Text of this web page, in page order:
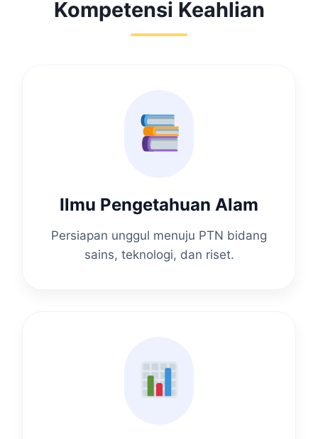
Kompetensi Keahlian
Ilmu Pengetahuan Alam
Persiapan unggul menuju PTN bidang
sains, teknologi, dan riset.